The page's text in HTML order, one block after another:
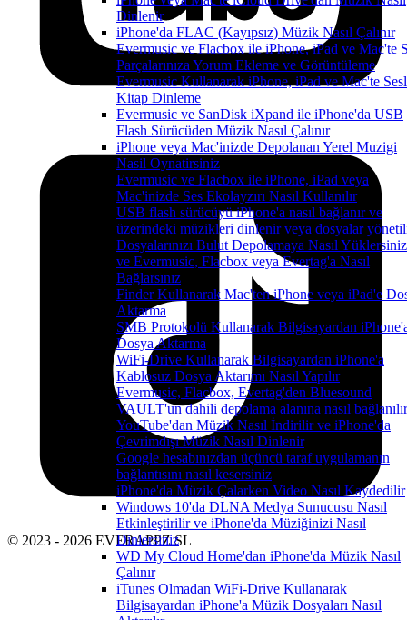
Dinlenir
iPhone'da FLAC (Kayıpsız) Müzik Nasıl Çalınır
Evermusic ve Flacbox ile iPhone, iPad ve Mac'te
Parçalarınıza Yorum Ekleme ve Görüntüleme
Evermusic Kullanarak iPhone, iPad ve Mac'te
Kitap Dinleme
Evermusic ve SanDisk iXpand ile iPhone'da USB
Flash Sürücüden Müzik Nasıl Çalınır
iPhone veya Mac'inizde Depolanan Yerel Muzigi
Nasil Oynatirsiniz
Evermusic ve Flacbox ile iPhone, iPad veya
Mac'inizde Ses Ekolayzırı Nasıl Kullanılır
USB flash sürücüyü iPhone'a nasıl bağlanır ve
üzerindeki müzikleri dinlenir veya dosyalar
Dosyalarınızı Bulut Depolamaya Nasıl Yüklersiniz
ve Evermusic, Flacbox veya Evertag'a Nasıl
Bağlarsınız
Finder Kullanarak Mac'ten iPhone veya iPad'e
Aktarma
SMB Protokolü Kullanarak Bilgisayardan
Dosya Aktarma
WiFi-Drive Kullanarak Bilgisayardan iPhone'a
Kablosuz Dosya Aktarımı Nasıl Yapılır
Evermusic, Flacbox, Evertag'den Bluesound
VAULT'un dahili depolama alanına nasıl bağlanılır
YouTube'dan Müzik Nasıl İndirilir ve iPhone'da
Çevrimdışı Müzik Nasıl Dinlenir
Google hesabınızdan üçüncü taraf uygulamanın
bağlantısını nasıl kesersiniz
iPhone'da Müzik Çalarken Video Nasıl Kaydedilir
Windows 10'da DLNA Medya Sunucusu Nasıl
Etkinleştirilir ve iPhone'da Müziğinizi Nasıl
Dinlersiniz
WD My Cloud Home'dan iPhone'da Müzik Nasıl
Çalınır
iTunes Olmadan WiFi-Drive Kullanarak
Bilgisayardan iPhone'a Müzik Dosyaları Nasıl
© 2023 - 2026 EVERAPPZ SL